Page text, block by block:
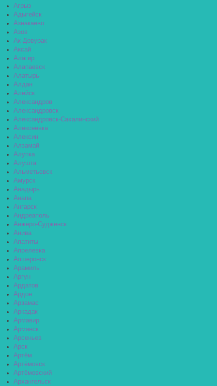
Агрыз
Адыгейск
Азнакаево
Азов
Ак-Довурак
Аксай
Алагир
Алапаевск
Алатырь
Алдан
Алейск
Александров
Александровск
Александровск-Сахалинский
Алексеевка
Алексин
Алзамай
Алупка
Алушта
Альметьевск
Амурск
Анадырь
Анапа
Ангарск
Андреаполь
Анжеро-Судженск
Анива
Апатиты
Апрелевка
Апшеронск
Арамиль
Аргун
Ардатов
Ардон
Арзамас
Аркадак
Армавир
Армянск
Арсеньев
Арск
Артём
Артёмовск
Артёмовский
Архангельск